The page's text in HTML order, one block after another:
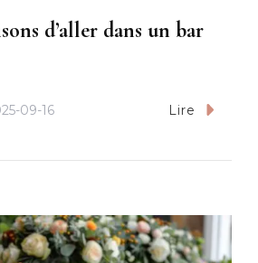
d’aller dans un bar
09-16 Lire